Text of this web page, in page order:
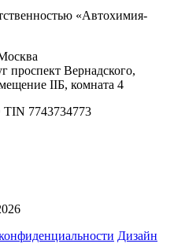
«Автохимия-
проспект Вернадского,
IIБ, комната 4
7743734773
Дизайн